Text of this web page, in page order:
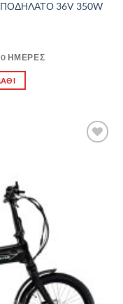
ΠΟΔΗΛΑΤΟ 36V 350W
ΗΜΈΡΕΣ